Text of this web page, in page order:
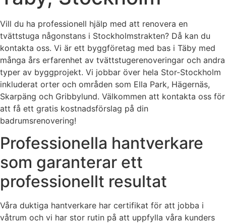
Vill du ha professionell hjälp med att renovera en
tvättstuga någonstans i Stockholmstrakten? Då kan du
kontakta oss. Vi är ett byggföretag med bas i Täby med
många års erfarenhet av tvättstugerenoveringar och andra
typer av byggprojekt. Vi jobbar över hela Stor-Stockholm
inkluderat orter och områden som Ella Park, Hägernäs,
Skarpäng och Gribbylund. Välkommen att kontakta oss för
att få ett gratis kostnadsförslag på din
badrumsrenovering!
Professionella hantverkare
som garanterar ett
professionellt resultat
Våra duktiga hantverkare har certifikat för att jobba i
våtrum och vi har stor rutin på att uppfylla våra kunders